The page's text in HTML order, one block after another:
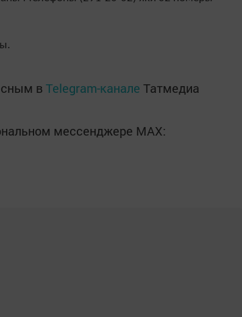
ы.
в Telegram-канале Татмедиа
мессенджере MАХ: